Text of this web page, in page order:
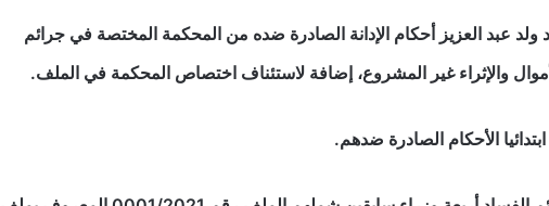
عبد العزيز أحكام الإدانة الصادرة ضده من المحكمة المختصة في جرائم
والإثراء غير المشروع، إضافة لاستئناف اختصاص المحكمة في الملف.
الأحكام الصادرة ضدهم.